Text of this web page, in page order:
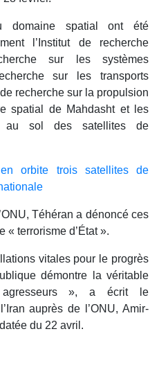
domaine spatial ont été
l’Institut de recherche
sur les systèmes
sur les transports
recherche sur la propulsion
spatial de Mahdasht et les
au sol des satellites de
orbite trois satellites de
Téhéran a dénoncé ces
« terrorisme d’État ».
vitales pour le progrès
démontre la véritable
agresseurs », a écrit le
auprès de l’ONU, Amir-
du 22 avril.